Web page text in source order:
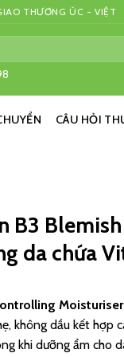
THƯƠNG ÚC - VIỆT
CÂU HỎI
B3
da chứa
không dầu kết hợp
khi dưỡng ẩm cho